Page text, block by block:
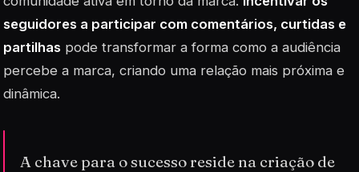
seguidores a participar com comentários, curtidas e
partilhas pode transformar a forma como a audiência
percebe a marca, criando uma relação mais próxima e
dinâmica.
A chave para o sucesso reside na criação de